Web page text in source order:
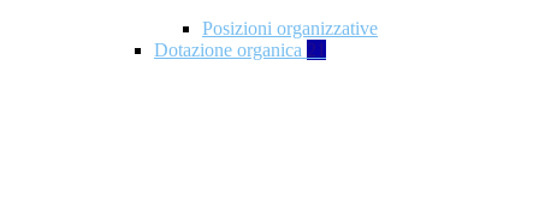
Posizioni organizzative
Dotazione organica 21